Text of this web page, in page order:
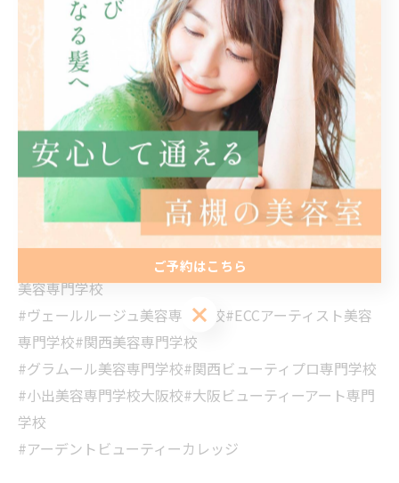
来てください。
きっと、あなたの“これから”が見つかります。
📞072-669-9000
見学・面接はDMまたはお電話でお気軽に💌
#高槻美容室求人 #美容師募集 #スタイリスト募集 #高槻
美容師 #高槻サロン #美容師転職 #髪質改善サロン
#Charmant#リジョブ#大阪モード学園#大阪ベルェベル
美容専門学校
#ヴェールルージュ美容専門学校#ECCアーティスト美容
専門学校#関西美容専門学校
#グラムール美容専門学校#関西ビューティプロ専門学校
#小出美容専門学校大阪校#大阪ビューティーアート専門
学校
#アーデントビューティーカレッジ
ご予約はこちら
ご予約はこちら